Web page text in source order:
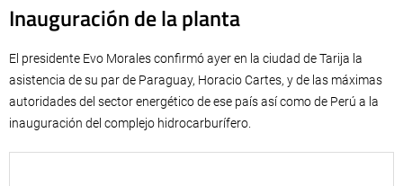
Inauguración de la planta
El presidente Evo Morales confirmó ayer en la ciudad de Tarija la
asistencia de su par de Paraguay, Horacio Cartes, y de las máximas
autoridades del sector energético de ese país así como de Perú a la
inauguración del complejo hidrocarburífero.